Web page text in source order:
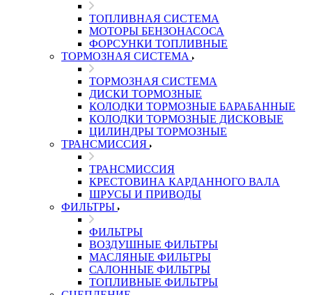
ТОПЛИВНАЯ СИСТЕМА
МОТОРЫ БЕНЗОНАСОСА
ФОРСУНКИ ТОПЛИВНЫЕ
ТОРМОЗНАЯ СИСТЕМА
ТОРМОЗНАЯ СИСТЕМА
ДИСКИ ТОРМОЗНЫЕ
КОЛОДКИ ТОРМОЗНЫЕ БАРАБАННЫЕ
КОЛОДКИ ТОРМОЗНЫЕ ДИСКОВЫЕ
ЦИЛИНДРЫ ТОРМОЗНЫЕ
ТРАНСМИССИЯ
ТРАНСМИССИЯ
КРЕСТОВИНА КАРДАННОГО ВАЛА
ШРУСЫ И ПРИВОДЫ
ФИЛЬТРЫ
ФИЛЬТРЫ
ВОЗДУШНЫЕ ФИЛЬТРЫ
МАСЛЯНЫЕ ФИЛЬТРЫ
САЛОННЫЕ ФИЛЬТРЫ
ТОПЛИВНЫЕ ФИЛЬТРЫ